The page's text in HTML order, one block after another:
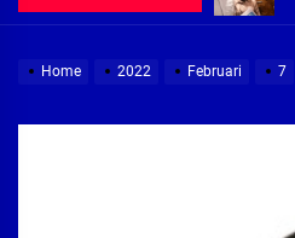
Home 2022 Februari 7